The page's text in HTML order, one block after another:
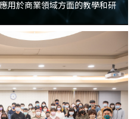
用於商業領域方面的教學和研